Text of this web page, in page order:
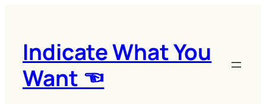
Indicate What You
Want ☜